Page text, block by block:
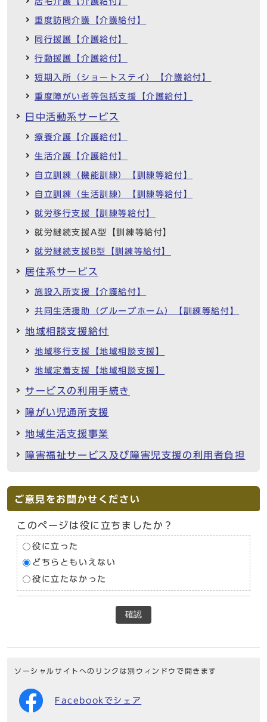
重度訪問介護【介護給付】
同行援護【介護給付】
行動援護【介護給付】
短期入所（ショートステイ）【介護給付】
重度障がい者等包括支援【介護給付】
日中活動系サービス
療養介護【介護給付】
生活介護【介護給付】
自立訓練（機能訓練）【訓練等給付】
自立訓練（生活訓練）【訓練等給付】
就労移行支援【訓練等給付】
就労継続支援A型【訓練等給付】
就労継続支援B型【訓練等給付】
居住系サービス
施設入所支援【介護給付】
共同生活援助（グループホーム）【訓練等給付】
地域相談支援給付
地域移行支援【地域相談支援】
地域定着支援【地域相談支援】
サービスの利用手続き
障がい児通所支援
地域生活支援事業
障害福祉サービス及び障害児支援の利用者負担
ご意見をお聞かせください
このページは役に立ちましたか？
役に立った
どちらともいえない
役に立たなかった
確認
ソーシャルサイトへのリンクは別ウィンドウで開きます
Facebookでシェア